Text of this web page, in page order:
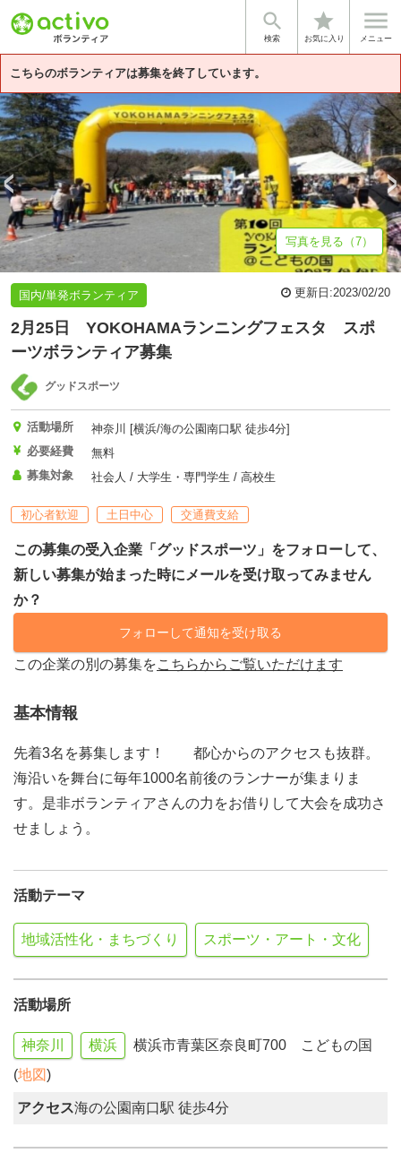

検索
star
お気に入り

メニュー
こちらのボランティアは募集を終了しています。
基本情報 募集詳細 企業情報
写真を見る（7）
国内/単発ボランティア 更新日:2023/02/20
2月25日 YOKOHAMAランニングフェスタ スポ
ーツボランティア募集
グッドスポーツ
活動場所
神奈川 [横浜/海の公園南口駅 徒歩4分]
必要経費
無料
募集対象
社会人 / 大学生・専門学生 / 高校生
初心者歓迎 土日中心 交通費支給
この募集の受入企業「グッドスポーツ」をフォローして、
新しい募集が始まった時にメールを受け取ってみません
か？
フォローして通知を受け取る
この企業の別の募集をこちらからご覧いただけます
基本情報
先着3名を募集します！ 都心からのアクセスも抜群。
海沿いを舞台に毎年1000名前後のランナーが集まりま
す。是非ボランティアさんの力をお借りして大会を成功さ
せましょう。
活動テーマ
地域活性化・まちづくり スポーツ・アート・文化
活動場所
神奈川 横浜
横浜市青葉区奈良町700 こどもの国
(地図)
アクセス海の公園南口駅 徒歩4分